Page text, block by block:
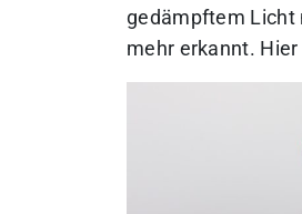
gedämpftem Licht
mehr erkannt.